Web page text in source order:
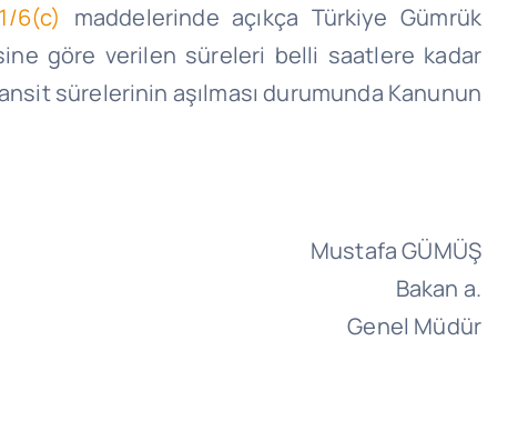
6(c) maddelerinde açıkça Türkiye Gümrük
göre verilen süreleri belli saatlere kadar
sürelerinin aşılması durumunda Kanunun
Mustafa GÜMÜŞ
Bakan a.
Genel Müdür